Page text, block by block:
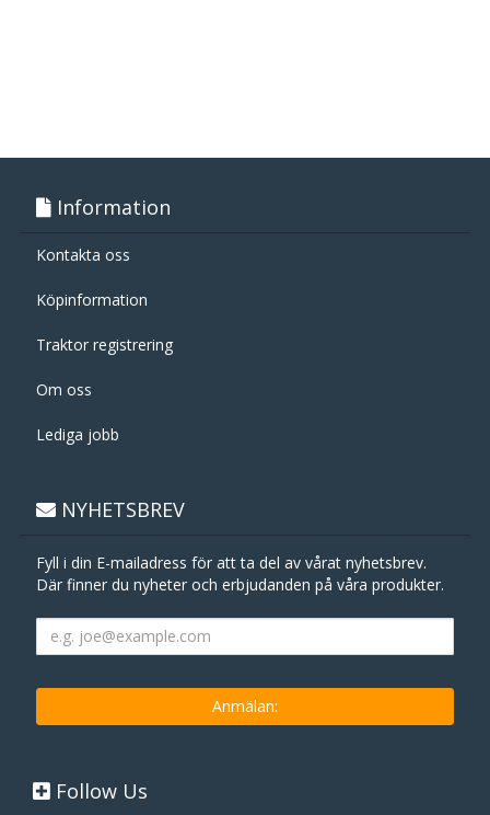
Information
Kontakta oss
Köpinformation
Traktor registrering
Om oss
Lediga jobb
NYHETSBREV
Fyll i din E-mailadress för att ta del av vårat nyhetsbrev.
Där finner du nyheter och erbjudanden på våra produkter.
Follow Us